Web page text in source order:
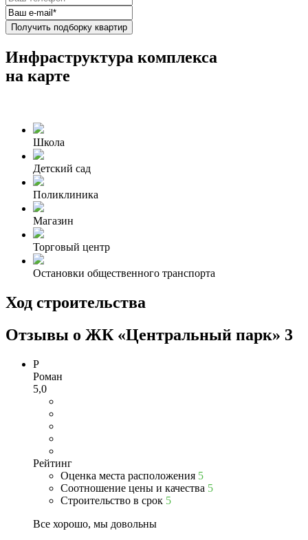
Получить подборку квартир
Инфраструктура комплекса
на карте
Школа
Детский сад
Поликлиника
Магазин
Торговый центр
Остановки общественного транспорта
Ход строительства
Отзывы о ЖК «Центральный парк» 3
Р
Роман
5,0
Рейтинг
Оценка места расположения 5
Соотношение цены и качества 5
Строительство в срок 5
Все хорошо, мы довольны